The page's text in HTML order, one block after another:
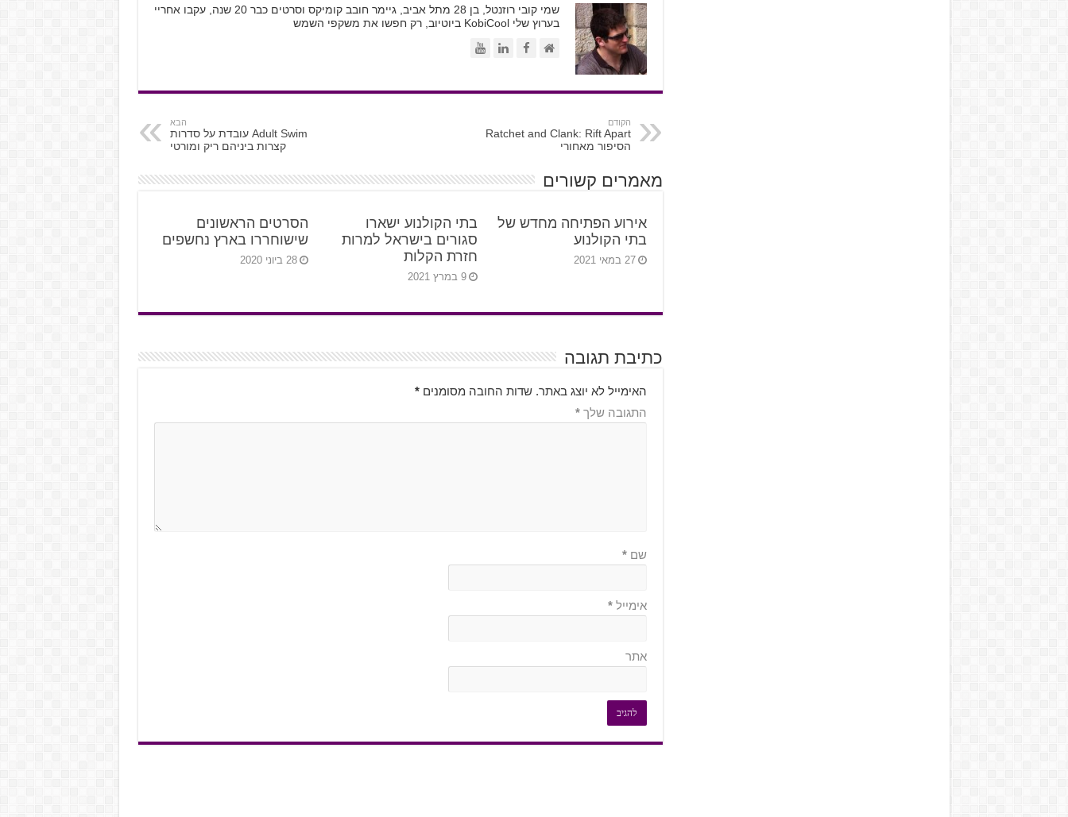
שמי קובי רוזנטל, בן 28 מתל אביב, גיימר חובב קומיקס וסרטים כבר 20 שנה, עקבו אחריי
בערוץ שלי KobiCool ביוטיוב, רק חפשו את משקפי השמש
הקודם
Ratchet and Clank: Rift Apart
הסיפור מאחורי
הבא
Adult Swim עובדת על סדרות
קצרות ביניהם ריק ומורטי
מאמרים קשורים
אירוע הפתיחה מחדש של
בתי הקולנוע
27 במאי 2021
בתי הקולנוע ישארו
סגורים בישראל למרות
חזרת הקלות
9 במרץ 2021
הסרטים הראשונים
שישוחררו בארץ נחשפים
28 ביוני 2020
כתיבת תגובה
האימייל לא יוצג באתר. שדות החובה מסומנים*
התגובה שלך*
שם*
אימייל*
אתר